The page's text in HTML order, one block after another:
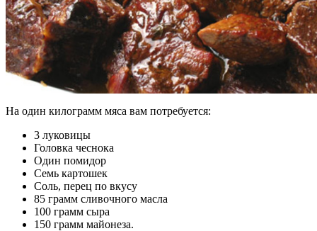
На один килограмм мяса вам потребуется:
3 луковицы
Головка чеснока
Один помидор
Семь картошек
Соль, перец по вкусу
85 грамм сливочного масла
100 грамм сыра
150 грамм майонеза.